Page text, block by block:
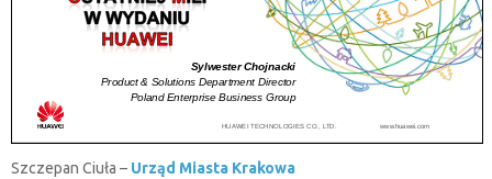
Szczepan Ciuła – Urząd Miasta Krakowa